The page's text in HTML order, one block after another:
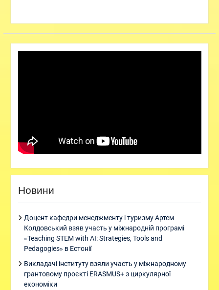
Новини
Доцент кафедри менеджменту і туризму Артем
Колдовський взяв участь у міжнародній програмі
«Teaching STEM with AI: Strategies, Tools and
Pedagogies» в Естонії
Викладачі інституту взяли участь у міжнародному
грантовому проєкті ERASMUS+ з циркулярної
економіки